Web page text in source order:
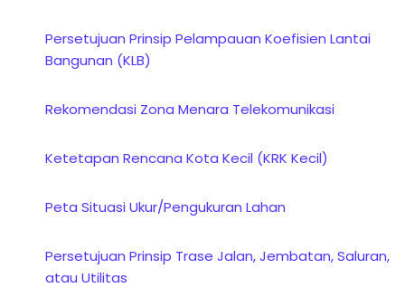
Persetujuan Prinsip Pelampauan Koefisien Lantai
Bangunan (KLB)
Rekomendasi Zona Menara Telekomunikasi
Ketetapan Rencana Kota Kecil (KRK Kecil)
Peta Situasi Ukur/Pengukuran Lahan
Persetujuan Prinsip Trase Jalan, Jembatan, Saluran,
atau Utilitas